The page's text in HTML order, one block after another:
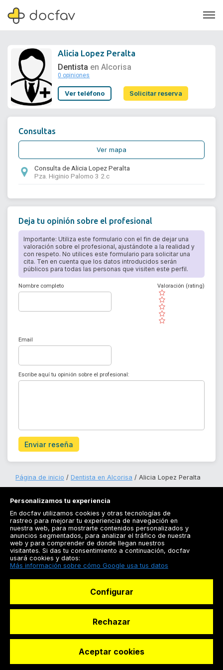
Soporte
Alicia Lopez Peralta
Dentista en Alcorisa
0 opiniones
Ver teléfono Solicitar reserva
Solicitar reserva
Consultas
Ver mapa
Consulta de Alicia Lopez Peralta
Pza. Higinio Palomo 3 2.c
Deja tu opinión sobre el profesional
Importante: Utiliza este formulario con el fin de dejar una
valoración sobre el profesional, ajustándote a la realidad y
con respeto. No utilices este formulario para solicitar una
cita. Ten en cuenta que los datos introducidos serán
públicos para todas las personas que visiten este perfil.
Nombre completo
( )
( )
( )
( )
( )
Valoración (rating)
Email
Escribe aquí tu opinión sobre el profesional:
Enviar reseña
Página de inicio Dentista en Alcorisa Alicia Lopez Peralta
Registrarse
Docfav
© Dashboard Technologies S.L
Personalizamos tu experiencia
En docfav utilizamos cookies y otras tecnologías de
rastreo para mejorar tu experiencia de navegación en
nuestra web, para mostrarte contenidos personalizados y
anuncios segmentados, para analizar el tráfico de nuestra
web y para comprender de donde llegan nuestros
visitantes. Si das tu consentimiento a continuación, docfav
usará cookies y datos:
Más información sobre cómo Google usa tus datos
Configurar
Rechazar
Aceptar cookies